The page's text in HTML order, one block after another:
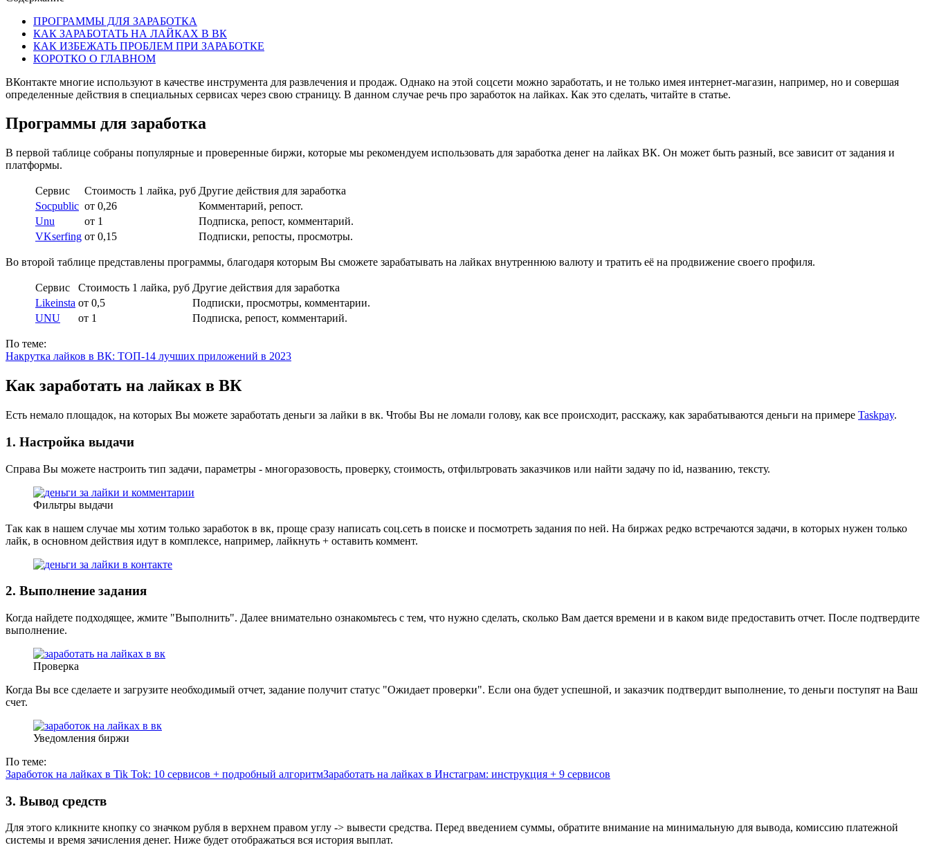
ПРОГРАММЫ ДЛЯ ЗАРАБОТКА
КАК ЗАРАБОТАТЬ НА ЛАЙКАХ В ВК
КАК ИЗБЕЖАТЬ ПРОБЛЕМ ПРИ ЗАРАБОТКЕ
КОРОТКО О ГЛАВНОМ
ВКонтакте многие используют в качестве инструмента для развлечения и продаж. Однако на этой соцсети можно заработать, и не только имея интернет-магазин, например, но и совершая
определенные действия в специальных сервисах через свою страницу. В данном случае речь про заработок на лайках. Как это сделать, читайте в статье.
Программы для заработка
В первой таблице собраны популярные и проверенные биржи, которые мы рекомендуем использовать для заработка денег на лайках ВК. Он может быть разный, все зависит от задания и
платформы.
Сервис Стоимость 1 лайка, руб Другие действия для заработка
Socpublic от 0,26
Комментарий, репост.
Unu
от 1
Подписка, репост, комментарий.
VKserfing от 0,15 Подписки, репосты, просмотры.
Во второй таблице представлены программы, благодаря которым Вы сможете зарабатывать на лайках внутреннюю валюту и тратить её на продвижение своего профиля.
Сервис Стоимость 1 лайка, руб Другие действия для заработка
Likeinsta от 0,5
Подписки, просмотры, комментарии.
UNU
от 1 Подписка, репост, комментарий.
По теме:
Накрутка лайков в ВК: ТОП-14 лучших приложений в 2023
Как заработать на лайках в ВК
Есть немало площадок, на которых Вы можете заработать деньги за лайки в вк. Чтобы Вы не ломали голову, как все происходит, расскажу, как зарабатываются деньги на примере Taskpay.
1. Настройка выдачи
Справа Вы можете настроить тип задачи, параметры - многоразовость, проверку, стоимость, отфильтровать заказчиков или найти задачу по id, названию, тексту.
Фильтры выдачи
Так как в нашем случае мы хотим только заработок в вк, проще сразу написать соц.сеть в поиске и посмотреть задания по ней. На биржах редко встречаются задачи, в которых нужен только
лайк, в основном действия идут в комплексе, например, лайкнуть + оставить коммент.
2. Выполнение задания
Когда найдете подходящее, жмите "Выполнить". Далее внимательно ознакомьтесь с тем, что нужно сделать, сколько Вам дается времени и в каком виде предоставить отчет. После подтвердите
выполнение.
Проверка
Когда Вы все сделаете и загрузите необходимый отчет, задание получит статус "Ожидает проверки". Если она будет успешной, и заказчик подтвердит выполнение, то деньги поступят на Ваш
счет.
Уведомления биржи
По теме:
Заработок на лайках в Tik Tok: 10 сервисов + подробный алгоритмЗаработать на лайках в Инстаграм: инструкция + 9 сервисов
3. Вывод средств
Для этого кликните кнопку со значком рубля в верхнем правом углу -> вывести средства. Перед введением суммы, обратите внимание на минимальную для вывода, комиссию платежной
системы и время зачисления денег. Ниже будет отображаться вся история выплат.